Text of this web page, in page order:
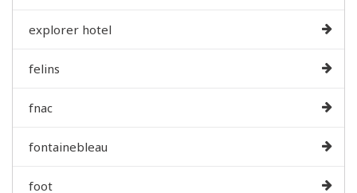
explorer hotel
felins
fnac
fontainebleau
foot